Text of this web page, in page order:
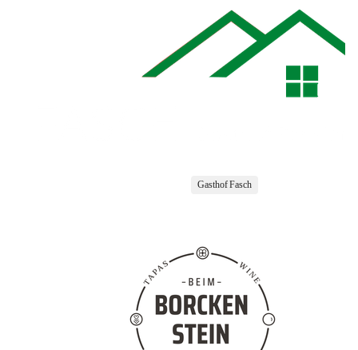
Gasthof Fasch